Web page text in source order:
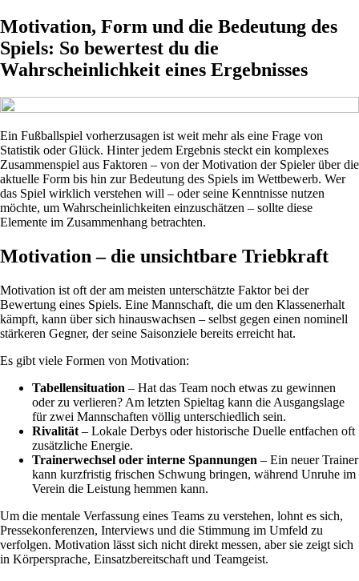
Motivation, Form und die Bedeutung des
Spiels: So bewertest du die
Wahrscheinlichkeit eines Ergebnisses
Ein Fußballspiel vorherzusagen ist weit mehr als eine Frage von
Statistik oder Glück. Hinter jedem Ergebnis steckt ein komplexes
Zusammenspiel aus Faktoren – von der Motivation der Spieler über die
aktuelle Form bis hin zur Bedeutung des Spiels im Wettbewerb. Wer
das Spiel wirklich verstehen will – oder seine Kenntnisse nutzen
möchte, um Wahrscheinlichkeiten einzuschätzen – sollte diese
Elemente im Zusammenhang betrachten.
Motivation – die unsichtbare Triebkraft
Motivation ist oft der am meisten unterschätzte Faktor bei der
Bewertung eines Spiels. Eine Mannschaft, die um den Klassenerhalt
kämpft, kann über sich hinauswachsen – selbst gegen einen nominell
stärkeren Gegner, der seine Saisonziele bereits erreicht hat.
Es gibt viele Formen von Motivation:
Tabellensituation – Hat das Team noch etwas zu gewinnen
oder zu verlieren? Am letzten Spieltag kann die Ausgangslage
für zwei Mannschaften völlig unterschiedlich sein.
Rivalität – Lokale Derbys oder historische Duelle entfachen oft
zusätzliche Energie.
Trainerwechsel oder interne Spannungen – Ein neuer Trainer
kann kurzfristig frischen Schwung bringen, während Unruhe im
Verein die Leistung hemmen kann.
Um die mentale Verfassung eines Teams zu verstehen, lohnt es sich,
Pressekonferenzen, Interviews und die Stimmung im Umfeld zu
verfolgen. Motivation lässt sich nicht direkt messen, aber sie zeigt sich
in Körpersprache, Einsatzbereitschaft und Teamgeist.